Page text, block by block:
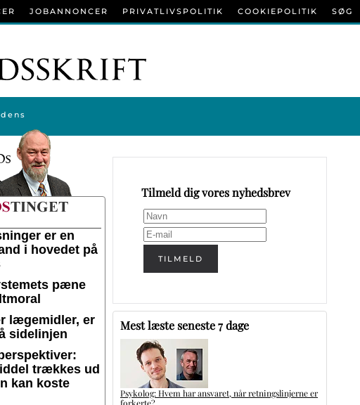
JOBANNONCER PRIVATLIVSPOLITIK COOKIEPOLITIK SØG
er en
i hovedet på
pæne
lægemidler, er
sidelinjen
trækkes ud
kan koste
Tilmeld dig vores nyhedsbrev
TILMELD
Mest læste seneste 7 dage
Psykolog: Hvem har ansvaret, når retningslinjerne er